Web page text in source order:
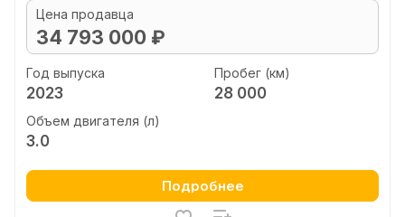
Цена продавца
34 793 000 ₽
Год выпуска
2023
Пробег (км)
28 000
Объем двигателя (л)
3.0
Подробнее